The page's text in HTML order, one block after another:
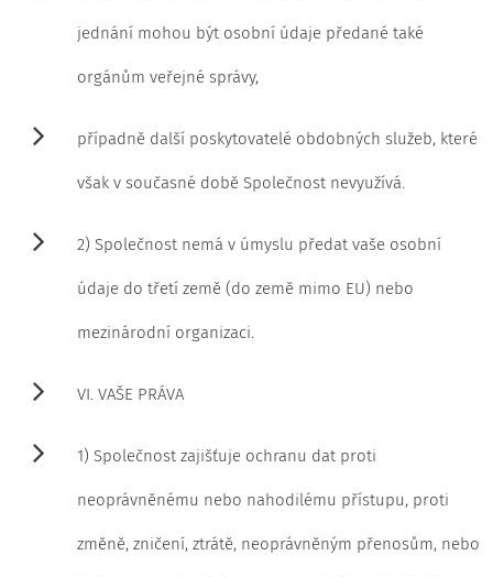
jednání mohou být osobní údaje předané také
orgánům veřejné správy,
případně další poskytovatelé obdobných služeb, které
však v současné době Společnost nevyužívá.
2) Společnost nemá v úmyslu předat vaše osobní
údaje do třetí země (do země mimo EU) nebo
mezinárodní organizaci.
VI. VAŠE PRÁVA
1) Společnost zajišťuje ochranu dat proti
neoprávněnému nebo nahodilému přístupu, proti
změně, zničení, ztrátě, neoprávněným přenosům, nebo